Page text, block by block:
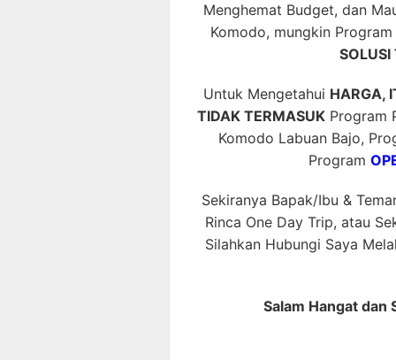
Menghemat Budget, dan
Komodo, mungkin Program
Untuk Mengetahui HARGA,
TIDAK TERMASUK Program
Komodo Labuan Bajo,
Program
Sekiranya Bapak/Ibu &
Rinca One Day Trip, atau
Silahkan Hubungi Saya
Salam Hangat dan